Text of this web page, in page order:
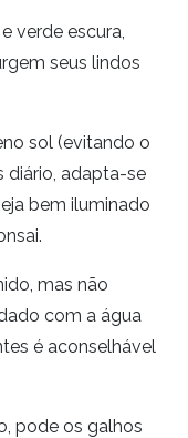
verde escura,
seus lindos
sol (evitando o
diário, adapta-se
bem iluminado
mas não
com a água
é aconselhável
pode os galhos